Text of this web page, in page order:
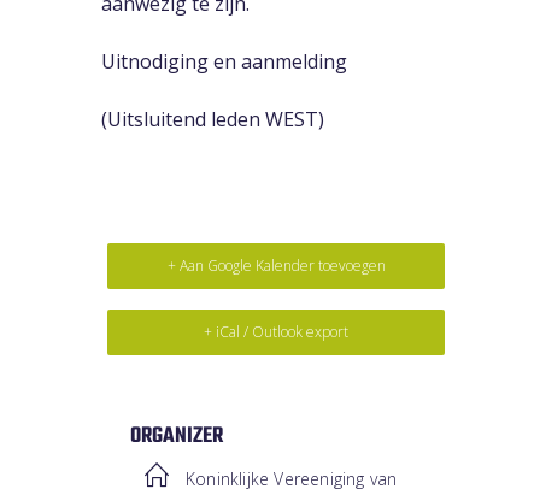
Uitnodiging en aanmelding
(Uitsluitend leden WEST)
+ Aan Google Kalender toevoegen
+ iCal / Outlook export
ORGANIZER
Koninklijke Vereeniging van